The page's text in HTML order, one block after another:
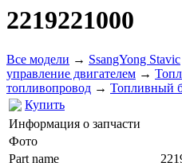
2219221000
Все модели → SsangYong Stavic
управление двигателем →
топливопровод → Топливный
Купить
Информация о запчасти
Фото
Part name